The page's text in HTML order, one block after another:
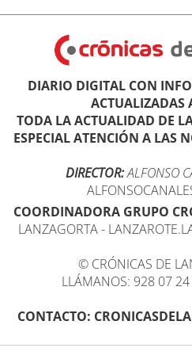
DIARIO DIGITAL CON
ACTUALIZADAS
TODA LA ACTUALIDAD DE
ESPECIAL ATENCIÓN A LAS
DIRECTOR:ALFONSO
COORDINADORA GRUPO
LANZAGORTA -
© CRÓNICAS DE
LLÁMANOS: 928 07
CONTACTO: